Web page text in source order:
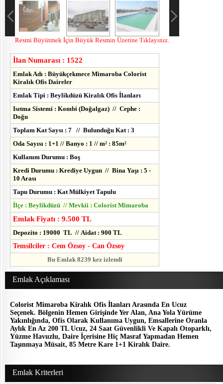
Resmi Büyütmek İçin Büyük Resmin Üzerine Tıklayınız.
İlan Numarası : 1522
Emlak Adı : Büyükçekmece Mimaroba Colorist
Kiralık Ofis Daireler
Emlak Tipi : Beylikdüzü Kiralık Ofis İlanları
Isıtma Sistemi : Kombi (Doğalgaz) // Cephe :
Doğu
Toplam Kat Saysı : 7 // Bulunduğu Kat : 3
Oda Sayısı : 1+1 // Banyo : 1 // m² : 85m²
Kullanım Durumu : Boş
Kredi Durumu : Krediye Uygun // Bina Yaşı : 5 -
10 Arası
Tapu Durumu : Kat Mülkiyet Tapulu
İlçe : Beylikdüzü // Mevkii : Colorist Mimaroba
Emlak Fiyatı : 9.500 TL
Depozito : 19000 TL // Aidat : 900 TL
Temsilciler : Cem Özsoy - Can Özsoy
Bu Emlak 8239 kez izlendi
Emlak Açıklaması
Colorist Mimaroba Kiralık Ofis İlanları Arasında En Ucuz
Seçenek. Bölgenin Hemen Girişinde Yer Alan, Ana Yola Yürüme
Yakınlığında, Ofis Olarak Kullanıma Uygun, Emsallerine Oranla
Aylık En Az 200 TL Ucuz, 24 Saat Güvenlikli Ve Kapalı Otoparklı,
Yüzme Havuzlu, Daire İçerisine Hiç Masraf Yapmadan Hemen
Taşınmaya Müsait, 85 Metre Kare 1+1 Kiralık Daire.
Emlak Kriterleri